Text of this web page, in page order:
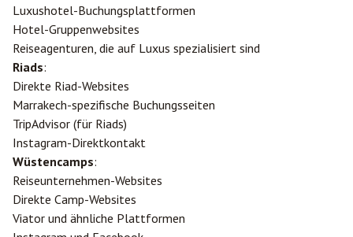
Luxushotel-Buchungsplattformen
Hotel-Gruppenwebsites
Reiseagenturen, die auf Luxus spezialisiert sind
Riads:
Direkte Riad-Websites
Marrakech-spezifische Buchungsseiten
TripAdvisor (für Riads)
Instagram-Direktkontakt
Wüstencamps:
Reiseunternehmen-Websites
Direkte Camp-Websites
Viator und ähnliche Plattformen